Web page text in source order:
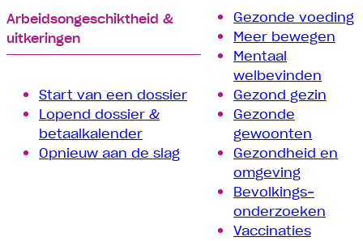
Arbeids­­ongeschiktheid &
uitkeringen
Start van een dossier
Lopend dossier &
betaalkalender
Opnieuw aan de slag
Gezonde voeding
Meer bewegen
Mentaal
welbevinden
Gezond gezin
Gezonde
gewoonten
Gezondheid en
omgeving
Bevolkings­
onderzoeken
Vaccinaties